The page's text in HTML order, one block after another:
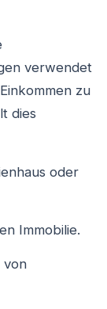
verwendet
zu
dies
oder
Immobilie.
von